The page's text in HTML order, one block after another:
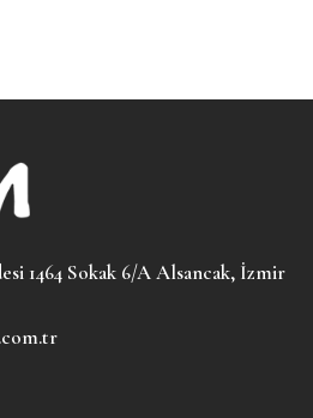
1464 Sokak 6/A Alsancak, İzmir